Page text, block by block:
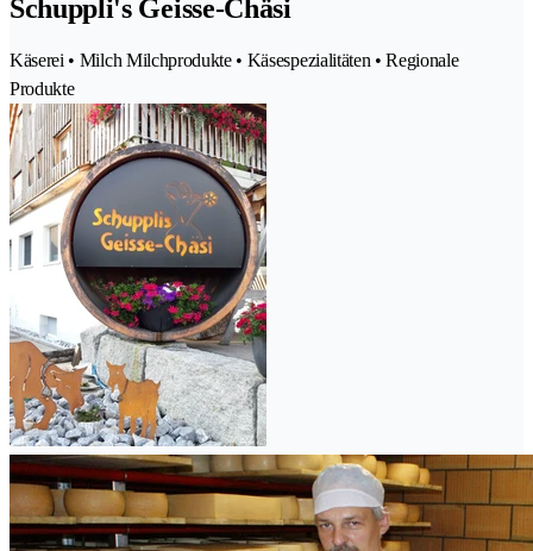
Schuppli's Geisse-Chäsi
Käserei • Milch Milchprodukte • Käsespezialitäten • Regionale
Produkte